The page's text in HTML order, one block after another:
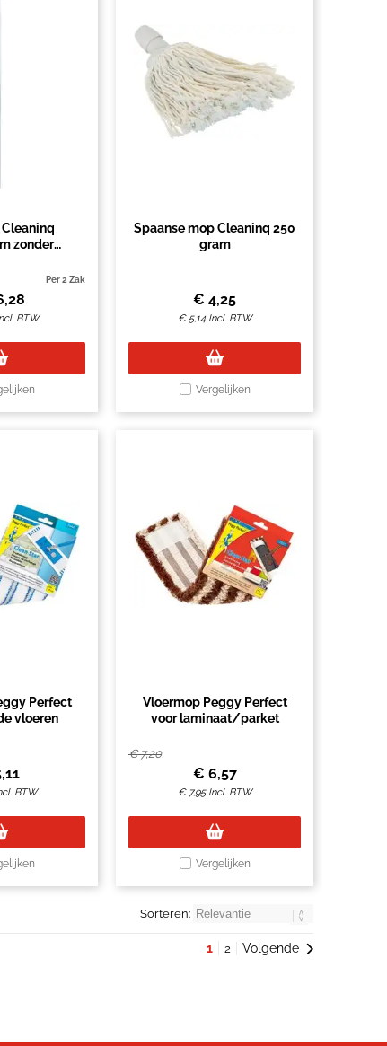
zonder
Per 2 Zak
BTW
Spaanse mop Cleaninq 250
gram
€ 4,25
€ 5,14 Incl. BTW
Vergelijken
Perfect
vloeren
BTW
Vloermop Peggy Perfect
voor laminaat/parket
€7,20
€ 6,57
€ 7,95 Incl. BTW
Vergelijken
Sorteren:
1 2 Volgende